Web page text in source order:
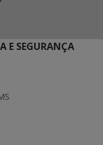
E SEGURANÇA